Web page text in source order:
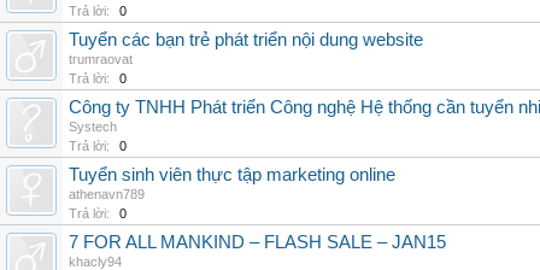
Trả lời:
0
Tuyển các bạn trẻ phát triển nội dung website
trumraovat
Trả lời:
0
Công ty TNHH Phát triển Công nghệ Hệ thống cần tuyển
Systech
Trả lời:
0
Tuyển sinh viên thực tập marketing online
athenavn789
Trả lời:
0
7 FOR ALL MANKIND – FLASH SALE – JAN15
khacly94